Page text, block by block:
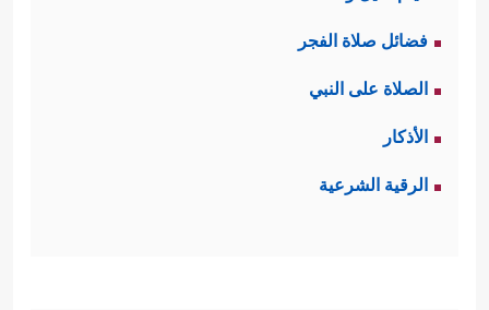
فضائل صلاة الفجر
الصلاة على النبي
الأذكار
الرقية الشرعية